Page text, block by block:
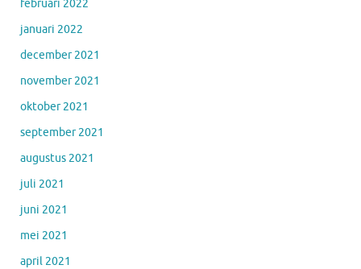
februari 2022
januari 2022
december 2021
november 2021
oktober 2021
september 2021
augustus 2021
juli 2021
juni 2021
mei 2021
april 2021